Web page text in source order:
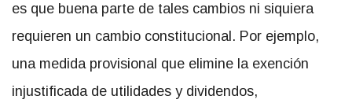
es que buena parte de tales cambios ni siquiera
requieren un cambio constitucional. Por ejemplo,
una medida provisional que elimine la exención
injustificada de utilidades y dividendos,